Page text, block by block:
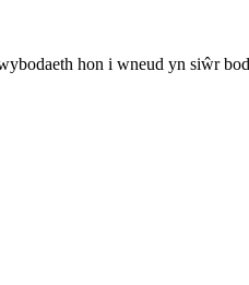
hon i wneud yn siŵr